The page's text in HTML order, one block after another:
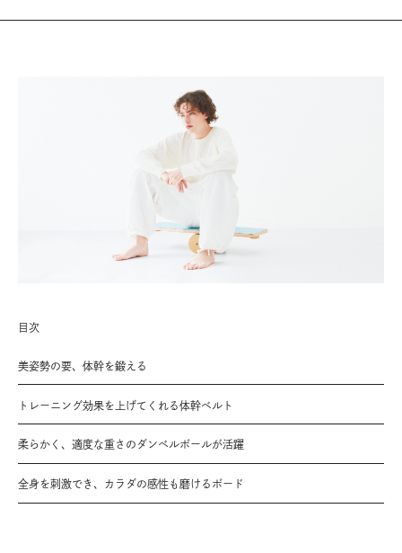
目次
美姿勢の要、体幹を鍛える
トレーニング効果を上げてくれる体幹ベルト
柔らかく、適度な重さのダンベルボールが活躍
全身を刺激でき、カラダの感性も磨けるボード